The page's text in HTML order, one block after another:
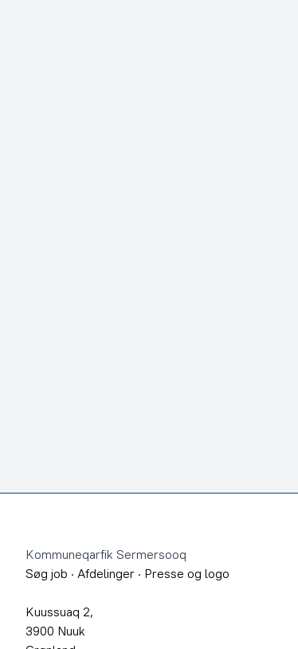
Kommuneqarfik Sermersooq
Søg job · Afdelinger · Presse og logo
Kuussuaq 2,
3900 Nuuk